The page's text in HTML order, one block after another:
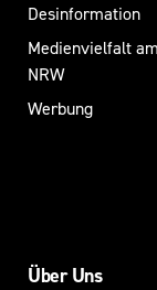
Desinformation
Medienvielfalt
NRW
Werbung
Über Uns